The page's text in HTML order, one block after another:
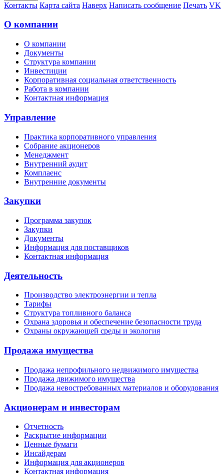
Контакты Карта сайта Наверх Написать сообщение Печать VK
О компании
О компании
Документы
Структура компании
Инвестиции
Корпоративная социальная ответственность
Работа в компании
Контактная информация
Управление
Практика корпоративного управления
Собрание акционеров
Менеджмент
Внутренний аудит
Комплаенс
Внутренние документы
Закупки
Программа закупок
Закупки
Документы
Информация для поставщиков
Контактная информация
Деятельность
Производство электроэнергии и тепла
Тарифы
Структура топливного баланса
Охрана здоровья и обеспечение безопасности труда
Охраны окружающей среды и экология
Продажа имущества
Продажа непрофильного недвижимого имущества
Продажа движимого имущества
Продажа невостребованных материалов и оборудования
Акционерам и инвесторам
Отчетность
Раскрытие информации
Ценные бумаги
Инсайдерам
Информация для акционеров
Контактная информация